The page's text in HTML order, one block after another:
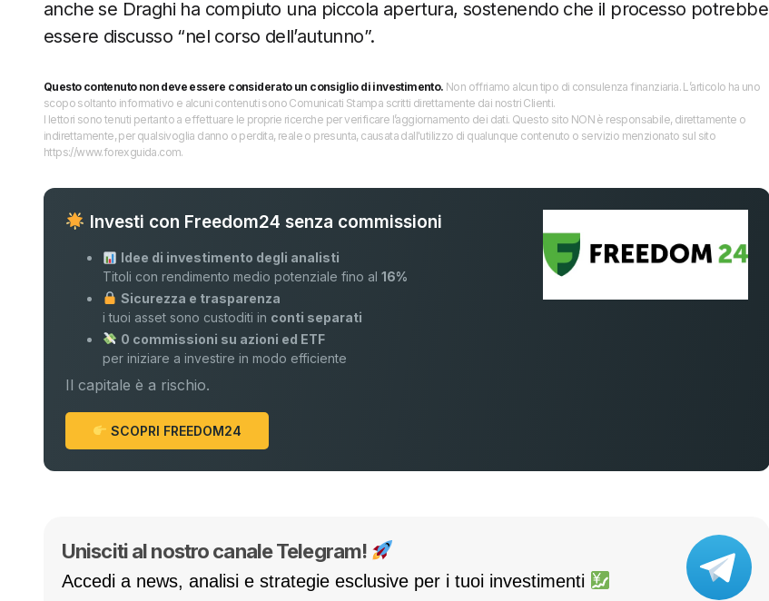
anche se Draghi ha compiuto una piccola apertura, sostenendo che il processo potrebbe
essere discusso “nel corso dell’autunno”.
Questo contenuto non deve essere considerato un consiglio di investimento. Non offriamo alcun tipo di consulenza finanziaria. L’articolo ha uno
scopo soltanto informativo e alcuni contenuti sono Comunicati Stampa scritti direttamente dai nostri Clienti.
I lettori sono tenuti pertanto a effettuare le proprie ricerche per verificare l’aggiornamento dei dati. Questo sito NON è responsabile, direttamente o
indirettamente, per qualsivoglia danno o perdita, reale o presunta, causata dall'utilizzo di qualunque contenuto o servizio menzionato sul sito
https://www.forexguida.com.
Investi con Freedom24 senza commissioni
Idee di investimento degli analisti
Titoli con rendimento medio potenziale fino al16%
Sicurezza e trasparenza
i tuoi asset sono custoditi in conti separati
0 commissioni su azioni ed ETF
per iniziare a investire in modo efficiente
Il capitale è a rischio.
SCOPRI FREEDOM24
Unisciti al nostro canale Telegram!
Accedi a news, analisi e strategie esclusive per i tuoi investimenti